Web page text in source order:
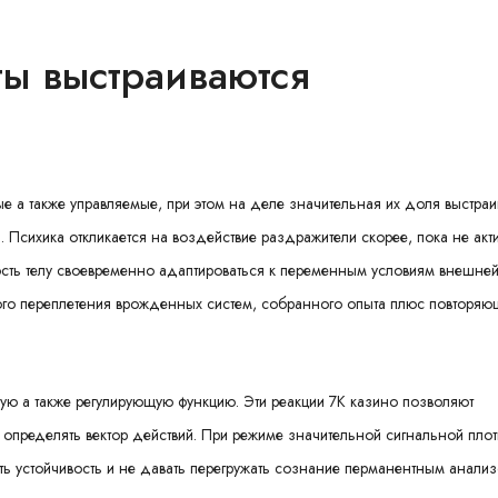
выстраиваются
а также управляемые, при этом на деле значительная их доля
откликается на воздействие раздражители скорее, пока не
телу своевременно адаптироваться к переменным условиям
переплетения врожденных систем, собранного опыта плюс
а также регулирующую функцию. Эти реакции 7К казино позволяют
вектор действий. При режиме значительной сигнальной
устойчивость и не давать перегружать сознание перманентным